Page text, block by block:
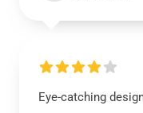
Eye-catching